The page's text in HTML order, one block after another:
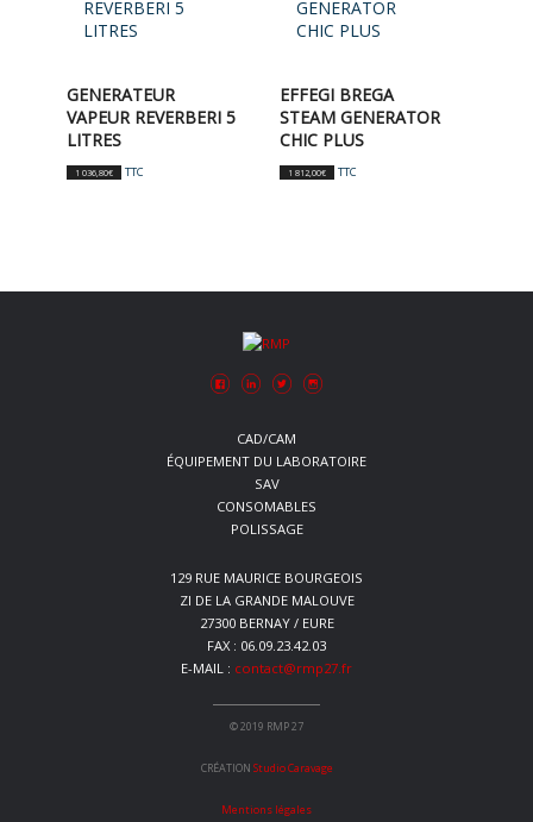
GENERATEUR
VAPEUR REVERBERI 5
LITRES
1 036,80€ TTC
EFFEGI BREGA
STEAM GENERATOR
CHIC PLUS
1 812,00€ TTC
CAD/CAM
ÉQUIPEMENT DU LABORATOIRE
SAV
CONSOMABLES
POLISSAGE
129 RUE MAURICE BOURGEOIS
ZI DE LA GRANDE MALOUVE
27300 BERNAY / EURE
FAX : 06.09.23.42.03
E-MAIL : contact@rmp27.fr
© 2019 RMP 27
CRÉATION Studio Caravage
Mentions légales